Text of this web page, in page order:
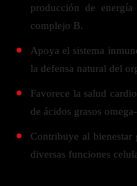
producción de
complejo B.
Apoya el sistema
la defensa natural del
Favorece la salud
de ácidos grasos
Contribuye al
diversas funciones